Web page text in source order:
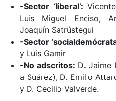
-Sector ‘liberal’:
Luis Miguel Enciso,
Joaquín Satrústegui
-Sector
y Luis Gamir
-No adscritos: D. Jaime
a Suárez), D. Emilio
y D. Cecilio Valverde.